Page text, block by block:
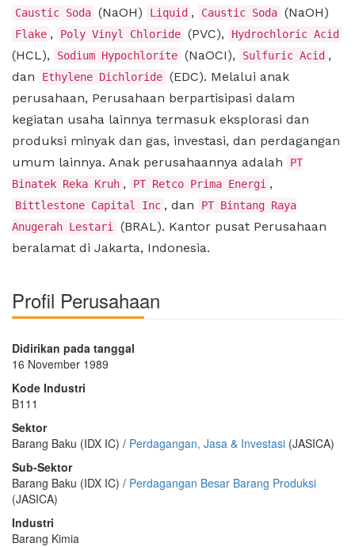
Caustic Soda (NaOH) Liquid , Caustic Soda (NaOH)
Flake , Poly Vinyl Chloride (PVC), Hydrochloric Acid
(HCL), Sodium Hypochlorite (NaOCI), Sulfuric Acid ,
dan
Ethylene Dichloride (EDC). Melalui anak
perusahaan, Perusahaan berpartisipasi dalam
kegiatan usaha lainnya termasuk eksplorasi dan
produksi minyak dan gas, investasi, dan perdagangan
umum lainnya. Anak perusahaannya adalah
PT
Binatek Reka Kruh , PT Retco Prima Energi ,
Bittlestone Capital Inc , dan
PT Bintang Raya
Anugerah Lestari
(BRAL). Kantor pusat Perusahaan
beralamat di Jakarta, Indonesia.
Profil Perusahaan
Didirikan pada tanggal
16 November 1989
Kode Industri
B111
Sektor
Barang Baku (IDX IC) / Perdagangan, Jasa & Investasi (JASICA)
Sub-Sektor
Barang Baku (IDX IC) / Perdagangan Besar Barang Produksi
(JASICA)
Industri
Barang Kimia